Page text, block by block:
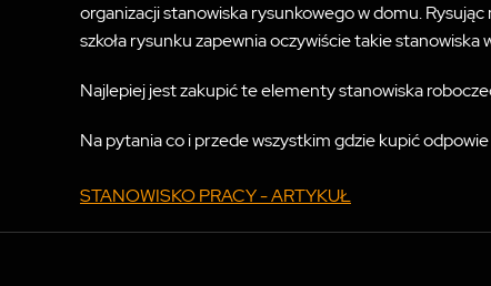
organizacji stanowiska rysunkowego w domu.
szkoła rysunku zapewnia oczywiście takie stanowiska
Najlepiej jest zakupić te elementy stanowiska
Na pytania co i przede wszystkim gdzie kupić
STANOWISKO PRACY - ARTYKUŁ